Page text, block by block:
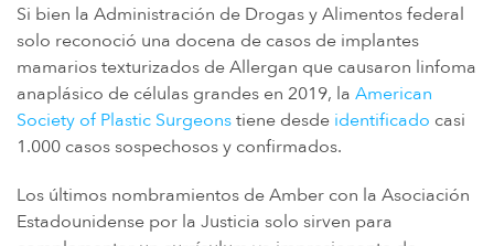
Si bien la Administración de Drogas y Alimentos federal
solo reconoció una docena de casos de implantes
mamarios texturizados de Allergan que causaron linfoma
anaplásico de células grandes en 2019, la American
Society of Plastic Surgeonstiene desde identificado casi
1.000 casos sospechosos y confirmados.
Los últimos nombramientos de Amber con la Asociación
Estadounidense por la Justicia solo sirven para